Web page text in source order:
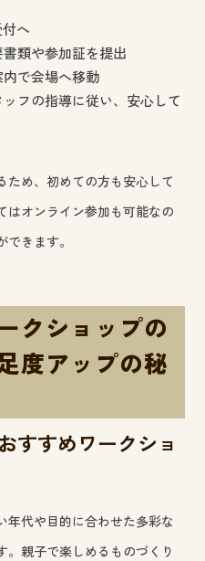
へ
類や参加証を提出
で会場へ移動
フの指導に従い、安心して
ため、初めての方も安心して
はオンライン参加も可能なの
きます。
クショップの
度アップの秘
すすめワークショ
年代や目的に合わせた多彩な
。親子で楽しめるものづくり